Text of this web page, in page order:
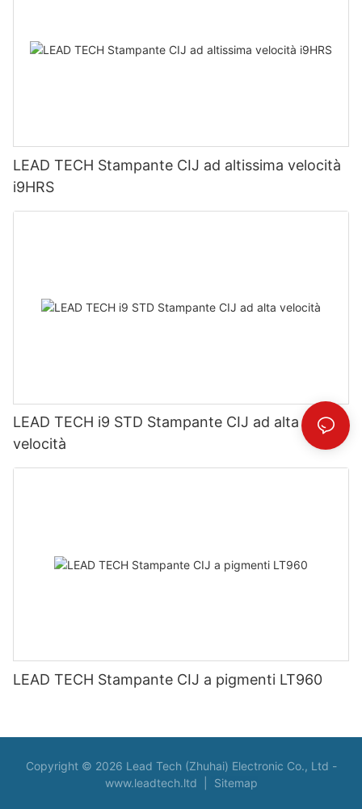
LEAD TECH Stampante CIJ ad altissima velocità
i9HRS
LEAD TECH i9 STD Stampante CIJ ad alta
velocità
LEAD TECH Stampante CIJ a pigmenti LT960
Copyright © 2026 Lead Tech (Zhuhai) Electronic Co., Ltd -
www.leadtech.ltd
Sitemap